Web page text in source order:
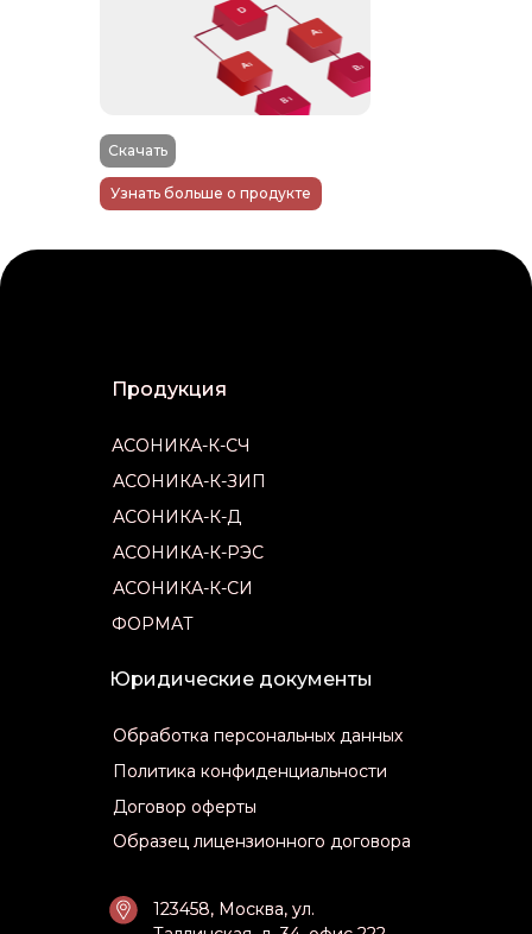
Скачать
Узнать больше о продукте
Обработка персональных данных
Политика конфиденциальности
Договор оферты
АСОНИКА-К-СЧ
АСОНИКА-К-ЗИП
АСОНИКА-К-Д
АСОНИКА-К-РЭС
АСОНИКА-К-СИ
Продукция
123458, Москва, ул.
Образец лицензионного договора
ФОРМАТ
Юридические документы
Обработка персональных данных
Политика конфиденциальности
Договор оферты
Продукция
АСОНИКА-К-СЧ
АСОНИКА-К-ЗИП
АСОНИКА-К-Д
АСОНИКА-К-РЭС
АСОНИКА-К-СИ
ФОРМАТ
123458, Москва, ул.
Образец лицензионного договора